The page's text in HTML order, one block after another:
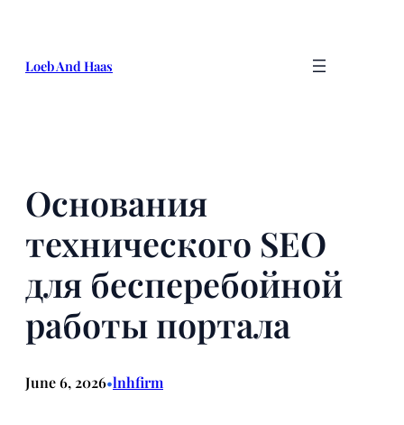
content
Loeb And Haas
Основания
технического SEO
для бесперебойной
работы портала
June 6, 2026•lnhfirm